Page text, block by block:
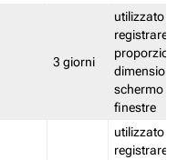
3 giorni
utilizzato per
registrare le
proporzioni
dimensioni
schermo e
finestre
utilizzato per
registrare le